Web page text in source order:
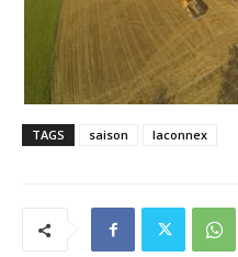
TAGS saison laconnex